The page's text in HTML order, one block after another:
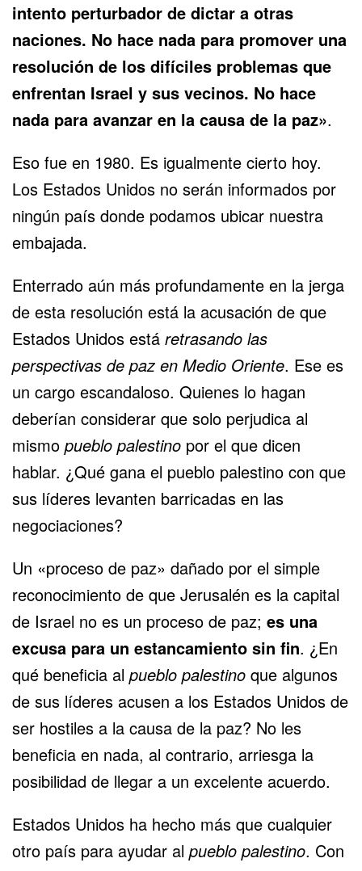
intento perturbador de dictar a otras
naciones. No hace nada para promover una
resolución de los difíciles problemas que
enfrentan Israel y sus vecinos. No hace
nada para avanzar en la causa de la paz».
Eso fue en 1980. Es igualmente cierto hoy.
Los Estados Unidos no serán informados por
ningún país donde podamos ubicar nuestra
embajada.
Enterrado aún más profundamente en la jerga
de esta resolución está la acusación de que
Estados Unidos está retrasando las
perspectivas de paz en Medio Oriente. Ese es
un cargo escandaloso. Quienes lo hagan
deberían considerar que solo perjudica al
mismo pueblo palestino por el que dicen
hablar. ¿Qué gana el pueblo palestino con que
sus líderes levanten barricadas en las
negociaciones?
Un «proceso de paz» dañado por el simple
reconocimiento de que Jerusalén es la capital
de Israel no es un proceso de paz; es una
excusa para un estancamiento sin fin. ¿En
qué beneficia al pueblo palestino que algunos
de sus líderes acusen a los Estados Unidos de
ser hostiles a la causa de la paz? No les
beneficia en nada, al contrario, arriesga la
posibilidad de llegar a un excelente acuerdo.
Estados Unidos ha hecho más que cualquier
otro país para ayudar al pueblo palestino. Con